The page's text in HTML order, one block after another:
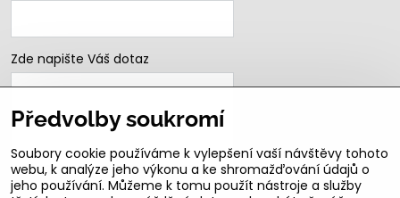
Zde napište Váš dotaz
Předvolby soukromí
Soubory cookie používáme k vylepšení vaší návštěvy tohoto
webu, k analýze jeho výkonu a ke shromažďování údajů o
jeho používání. Můžeme k tomu použít nástroje a služby